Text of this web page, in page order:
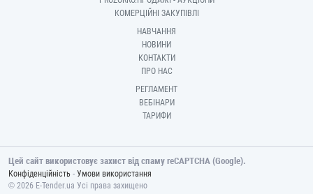
КОМЕРЦІЙНІ ЗАКУПІВЛІ
НАВЧАННЯ
НОВИНИ
КОНТАКТИ
ПРО НАС
РЕГЛАМЕНТ
ВЕБІНАРИ
ТАРИФИ
Цей сайт використовує захист від спаму reCAPTCHA (Google).
Конфіденційність - Умови використання
© 2026 E-Tender.ua Усі права захищено